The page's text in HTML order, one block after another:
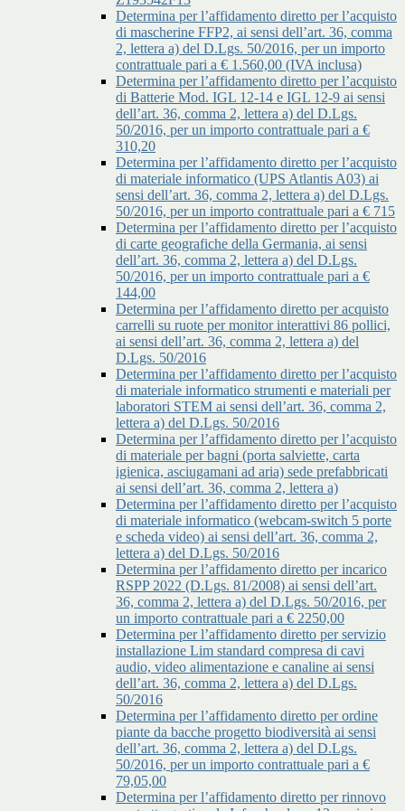
Determina per l’affidamento diretto per l’acquisto
di mascherine FFP2, ai sensi dell’art. 36, comma
2, lettera a) del D.Lgs. 50/2016, per un importo
contrattuale pari a € 1.560,00 (IVA inclusa)
Determina per l’affidamento diretto per l’acquisto
di Batterie Mod. IGL 12-14 e IGL 12-9 ai sensi
dell’art. 36, comma 2, lettera a) del D.Lgs.
50/2016, per un importo contrattuale pari a €
310,20
Determina per l’affidamento diretto per l’acquisto
di materiale informatico (UPS Atlantis A03) ai
sensi dell’art. 36, comma 2, lettera a) del D.Lgs.
50/2016, per un importo contrattuale pari a € 715
Determina per l’affidamento diretto per l’acquisto
di carte geografiche della Germania, ai sensi
dell’art. 36, comma 2, lettera a) del D.Lgs.
50/2016, per un importo contrattuale pari a €
144,00
Determina per l’affidamento diretto per acquisto
carrelli su ruote per monitor interattivi 86 pollici,
ai sensi dell’art. 36, comma 2, lettera a) del
D.Lgs. 50/2016
Determina per l’affidamento diretto per l’acquisto
di materiale informatico strumenti e materiali per
laboratori STEM ai sensi dell’art. 36, comma 2,
lettera a) del D.Lgs. 50/2016
Determina per l’affidamento diretto per l’acquisto
di materiale per bagni (porta salviette, carta
igienica, asciugamani ad aria) sede prefabbricati
ai sensi dell’art. 36, comma 2, lettera a)
Determina per l’affidamento diretto per l’acquisto
di materiale informatico (webcam-switch 5 porte
e scheda video) ai sensi dell’art. 36, comma 2,
lettera a) del D.Lgs. 50/2016
Determina per l’affidamento diretto per incarico
RSPP 2022 (D.Lgs. 81/2008) ai sensi dell’art.
36, comma 2, lettera a) del D.Lgs. 50/2016, per
un importo contrattuale pari a € 2250,00
Determina per l’affidamento diretto per servizio
installazione Lim standard compresa di cavi
audio, video alimentazione e canaline ai sensi
dell’art. 36, comma 2, lettera a) del D.Lgs.
50/2016
Determina per l’affidamento diretto per ordine
piante da bacche progetto biodiversità ai sensi
dell’art. 36, comma 2, lettera a) del D.Lgs.
50/2016, per un importo contrattuale pari a €
79,05,00
Determina per l’affidamento diretto per rinnovo